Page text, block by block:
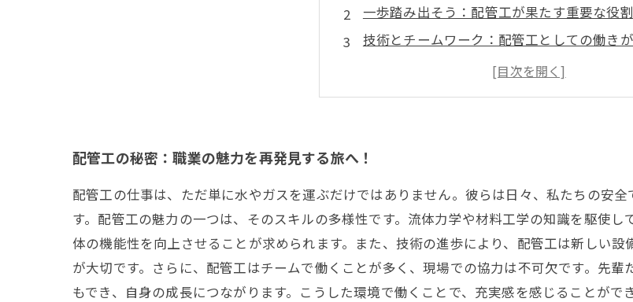
一歩踏み出そう：配管工が果たす重要な役
技術とチームワーク：配管工としての働き
先輩たちとの交流が生む成長：配管工の学び
充実した職場環境：配管工の仕事がもたら
配管工の世界を知る：あなたの次なるキャリ
配管工の秘密：職業の魅力を再発見する旅へ！
配管工の仕事は、ただ単に水やガスを運ぶだけではありません。彼らは日々、私たちの安
す。配管工の魅力の一つは、そのスキルの多様性です。流体力学や材料工学の知識を駆使
体の機能性を向上させることが求められます。また、技術の進歩により、配管工は新しい
が大切です。さらに、配管工はチームで働くことが多く、現場での協力は不可欠です。先
もでき、自身の成長につながります。こうした環境で働くことで、充実感を感じることが